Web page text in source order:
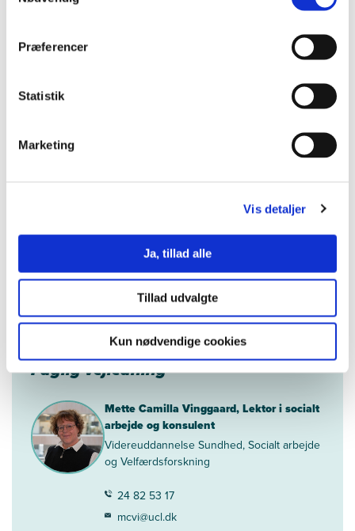
Præferencer
Statistik
Marketing
Vis detaljer
Ja, tillad alle
Tillad udvalgte
Kun nødvendige cookies
tilskud til
Kontakt
Faglig vejledning
Mette Camilla Vinggaard, Lektor i socialt
arbejde og konsulent
Videreuddannelse Sundhed, Socialt arbejde
og Velfærdsforskning
24 82 53 17
mcvi@ucl.dk